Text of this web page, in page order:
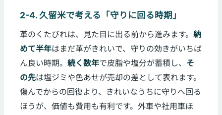
2-4. 久留米で考える「守りに回る時期」
革のくたびれは、見た目に出る前から進みます。納
めて半年はまだ革がきれいで、守りの効きがいちば
ん良い時期。続く数年で皮脂や塩分が蓄積し、 そ
の先は塩ジミや色あせが売却の差として表れます。
傷んでからの回復より、きれいなうちに守りへ回る
ほうが、価値も費用も有利です。外車や社用車ほ